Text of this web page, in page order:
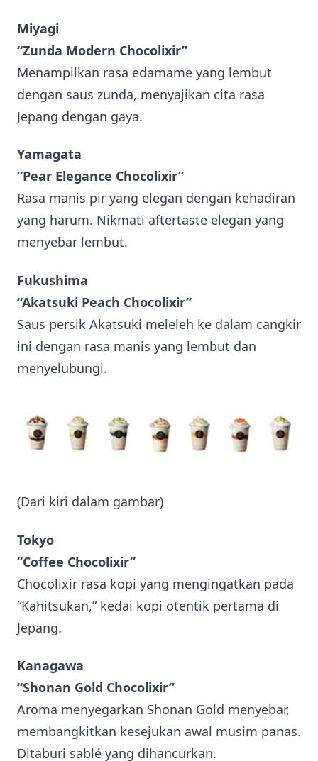
Miyagi
“Zunda Modern Chocolixir”
Menampilkan rasa edamame yang lembut
dengan saus zunda, menyajikan cita rasa
Jepang dengan gaya.
Yamagata
“Pear Elegance Chocolixir”
Rasa manis pir yang elegan dengan kehadiran
yang harum. Nikmati aftertaste elegan yang
menyebar lembut.
Fukushima
“Akatsuki Peach Chocolixir”
Saus persik Akatsuki meleleh ke dalam cangkir
ini dengan rasa manis yang lembut dan
menyelubungi.
(Dari kiri dalam gambar)
Tokyo
“Coffee Chocolixir”
Chocolixir rasa kopi yang mengingatkan pada
“Kahitsukan,” kedai kopi otentik pertama di
Jepang.
Kanagawa
“Shonan Gold Chocolixir”
Aroma menyegarkan Shonan Gold menyebar,
membangkitkan kesejukan awal musim panas.
Ditaburi sablé yang dihancurkan.